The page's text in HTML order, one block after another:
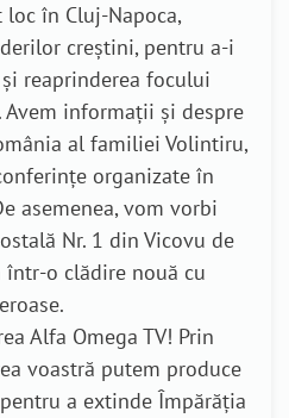
în Cluj-Napoca,
creștini, pentru a-i
reaprinderea focului
informații și despre
al familiei Volintiru,
organizate în
asemenea, vom vorbi
Nr. 1 din Vicovu de
într-o clădire nouă cu
Alfa Omega TV! Prin
voastră putem produce
a extinde Împărăția